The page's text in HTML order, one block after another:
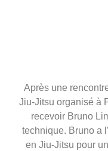
Après une
Jiu-Jitsu organisé à
recevoir Bruno
technique. Bruno a
en Jiu-Jitsu pour